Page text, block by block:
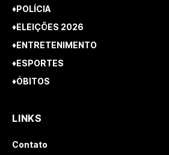
♦POLÍCIA
♦ELEIÇÕES 2026
♦ENTRETENIMENTO
♦ESPORTES
♦ÓBITOS
LINKS
Contato